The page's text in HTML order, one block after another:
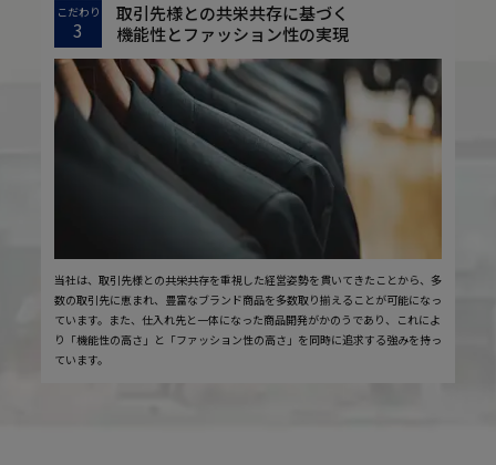
こだわり
3
取引先様との共栄共存に基づく
機能性とファッション性の実現
当社は、取引先様との共栄共存を重視した経営姿勢を貫いてきたことから、多
数の取引先に恵まれ、豊富なブランド商品を多数取り揃えることが可能になっ
ています。また、仕入れ先と一体になった商品開発がかのうであり、これによ
り「機能性の高さ」と「ファッション性の高さ」を同時に追求する強みを持っ
ています。